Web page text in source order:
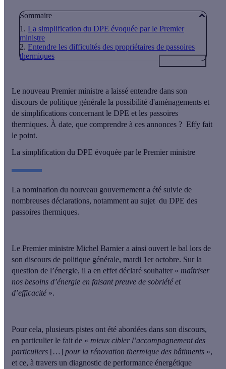
Sommaire
La simplification du DPE évoquée par le Premier
ministre
Entendre les difficultés des propriétaires de passoires
thermiques
Voir plus
Le nouveau Premier ministre a laissé entendre dans son
discours de politique générale la possibilité d'aménagements et
de simplifications concernant le DPE et les passoires
thermiques. À date, que comprendre à ces annonces ? Effy fait
le point.
La simplification du DPE évoquée par le Premier ministre
La nomination du nouveau gouvernement a été suivie de
nombreuses déclarations, notamment au sujet du DPE des
passoires thermiques.
Le Premier ministre Michel Barnier a ainsi ouvert le bal lors de
son discours de politique générale, mardi 1er octobre. Sur la
question de l’énergie, il a en effet déclaré souhaiter « maîtriser
nos besoins d’énergie en faisant preuve de sobriété et
d’efficacité ».
Pour cela, plusieurs pistes ont été abordées dans son discours,
en particulier le fait de « mieux cibler l’accompagnement des
particuliers […] pour la rénovation thermique des bâtiments »,
et ce, à travers un diagnostic de performance énergétique